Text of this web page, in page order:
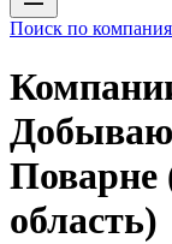
Поиск по
Поварне
область)